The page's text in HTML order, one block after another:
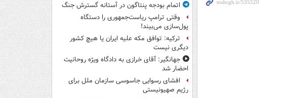
اتمام بودجه پنتاگون در آستانه گسترش جنگ
وقتی ترامپ ریاست‌جمهوری را دستگاه
پول‌سازی می‌بیند!
ترکیه: توافق مکه علیه ایران یا هیچ کشور
دیگری نیست
جهانگیر: آقای خرازی به دادگاه ویژه روحانیت
احضار شد
افشای رسوایی جاسوسی سازمان ملل برای
رژیم صهیونیستی